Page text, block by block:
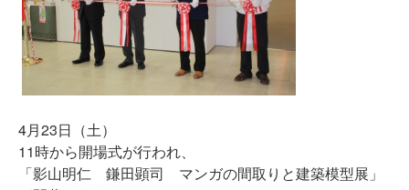
4月23日（土）
11時から開場式が行われ、
「影山明仁 鎌田顕司 マンガの間取りと建築模型展」